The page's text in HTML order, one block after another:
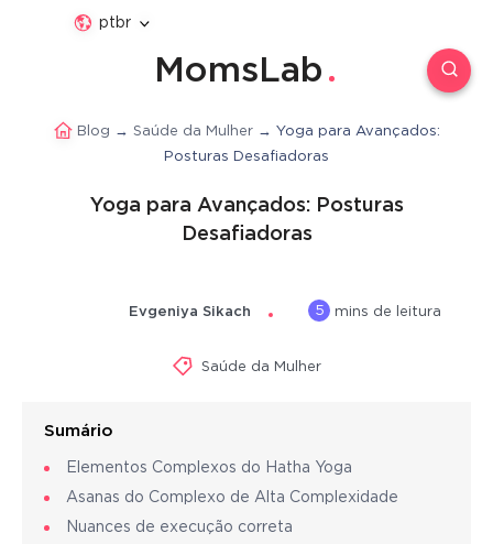
ptbr
MomsLab
Blog → Saúde da Mulher→ Yoga para Avançados:
Posturas Desafiadoras
Yoga para Avançados: Posturas
Desafiadoras
Evgeniya Sikach 5 mins de leitura
Saúde da Mulher
Sumário
Elementos Complexos do Hatha Yoga
Asanas do Complexo de Alta Complexidade
Nuances de execução correta